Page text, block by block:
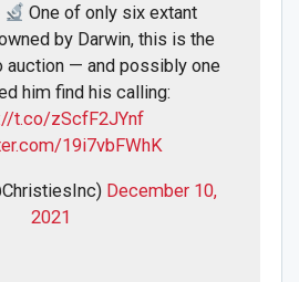
One of only six extant
by Darwin, this is the
— and possibly one
him find his calling:
t.co/zScfF2JYnf
19i7vbFWhK
December 10,
2021